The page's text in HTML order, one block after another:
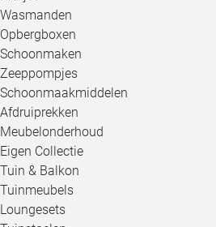
Wasmanden
Opbergboxen
Schoonmaken
Zeeppompjes
Schoonmaakmiddelen
Afdruiprekken
Meubelonderhoud
Eigen Collectie
Tuin & Balkon
Tuinmeubels
Loungesets